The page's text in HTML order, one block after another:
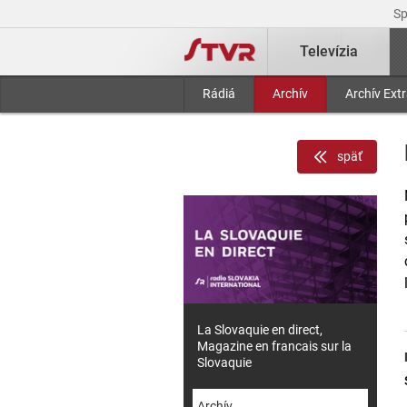
Televízia
Rádiá Archív Archív
späť
La Slovaquie en direct,
Magazine en francais sur la
Slovaquie